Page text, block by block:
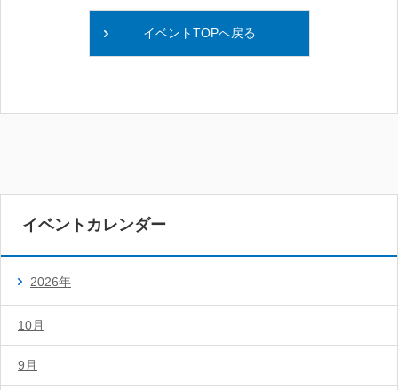
イベントTOPへ戻る
イベントカレンダー
2026年
10月
9月